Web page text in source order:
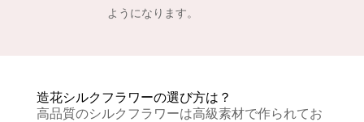
ようになります。
造花シルクフラワーの選び方は？
高品質のシルクフラワーは高級素材で作られてお